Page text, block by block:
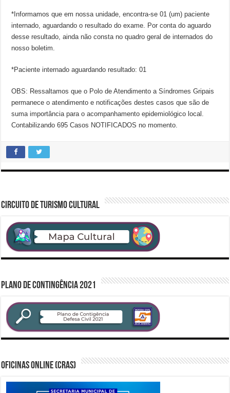
*Informamos que em nossa unidade, encontra-se 01 (um) paciente
internado, aguardando o resultado do exame. Por conta do aguardo
desse resultado, ainda não consta no quadro geral de internados do
nosso boletim.
*Paciente internado aguardando resultado: 01
OBS: Ressaltamos que o Polo de Atendimento a Síndromes Gripais
permanece o atendimento e notificações destes casos que são de
suma importância para o acompanhamento epidemiológico local.
Contabilizando 695 Casos NOTIFICADOS no momento.
CIRCUITO DE TURISMO CULTURAL
PLANO DE CONTINGÊNCIA 2021
Oficinas Online (CRAS)